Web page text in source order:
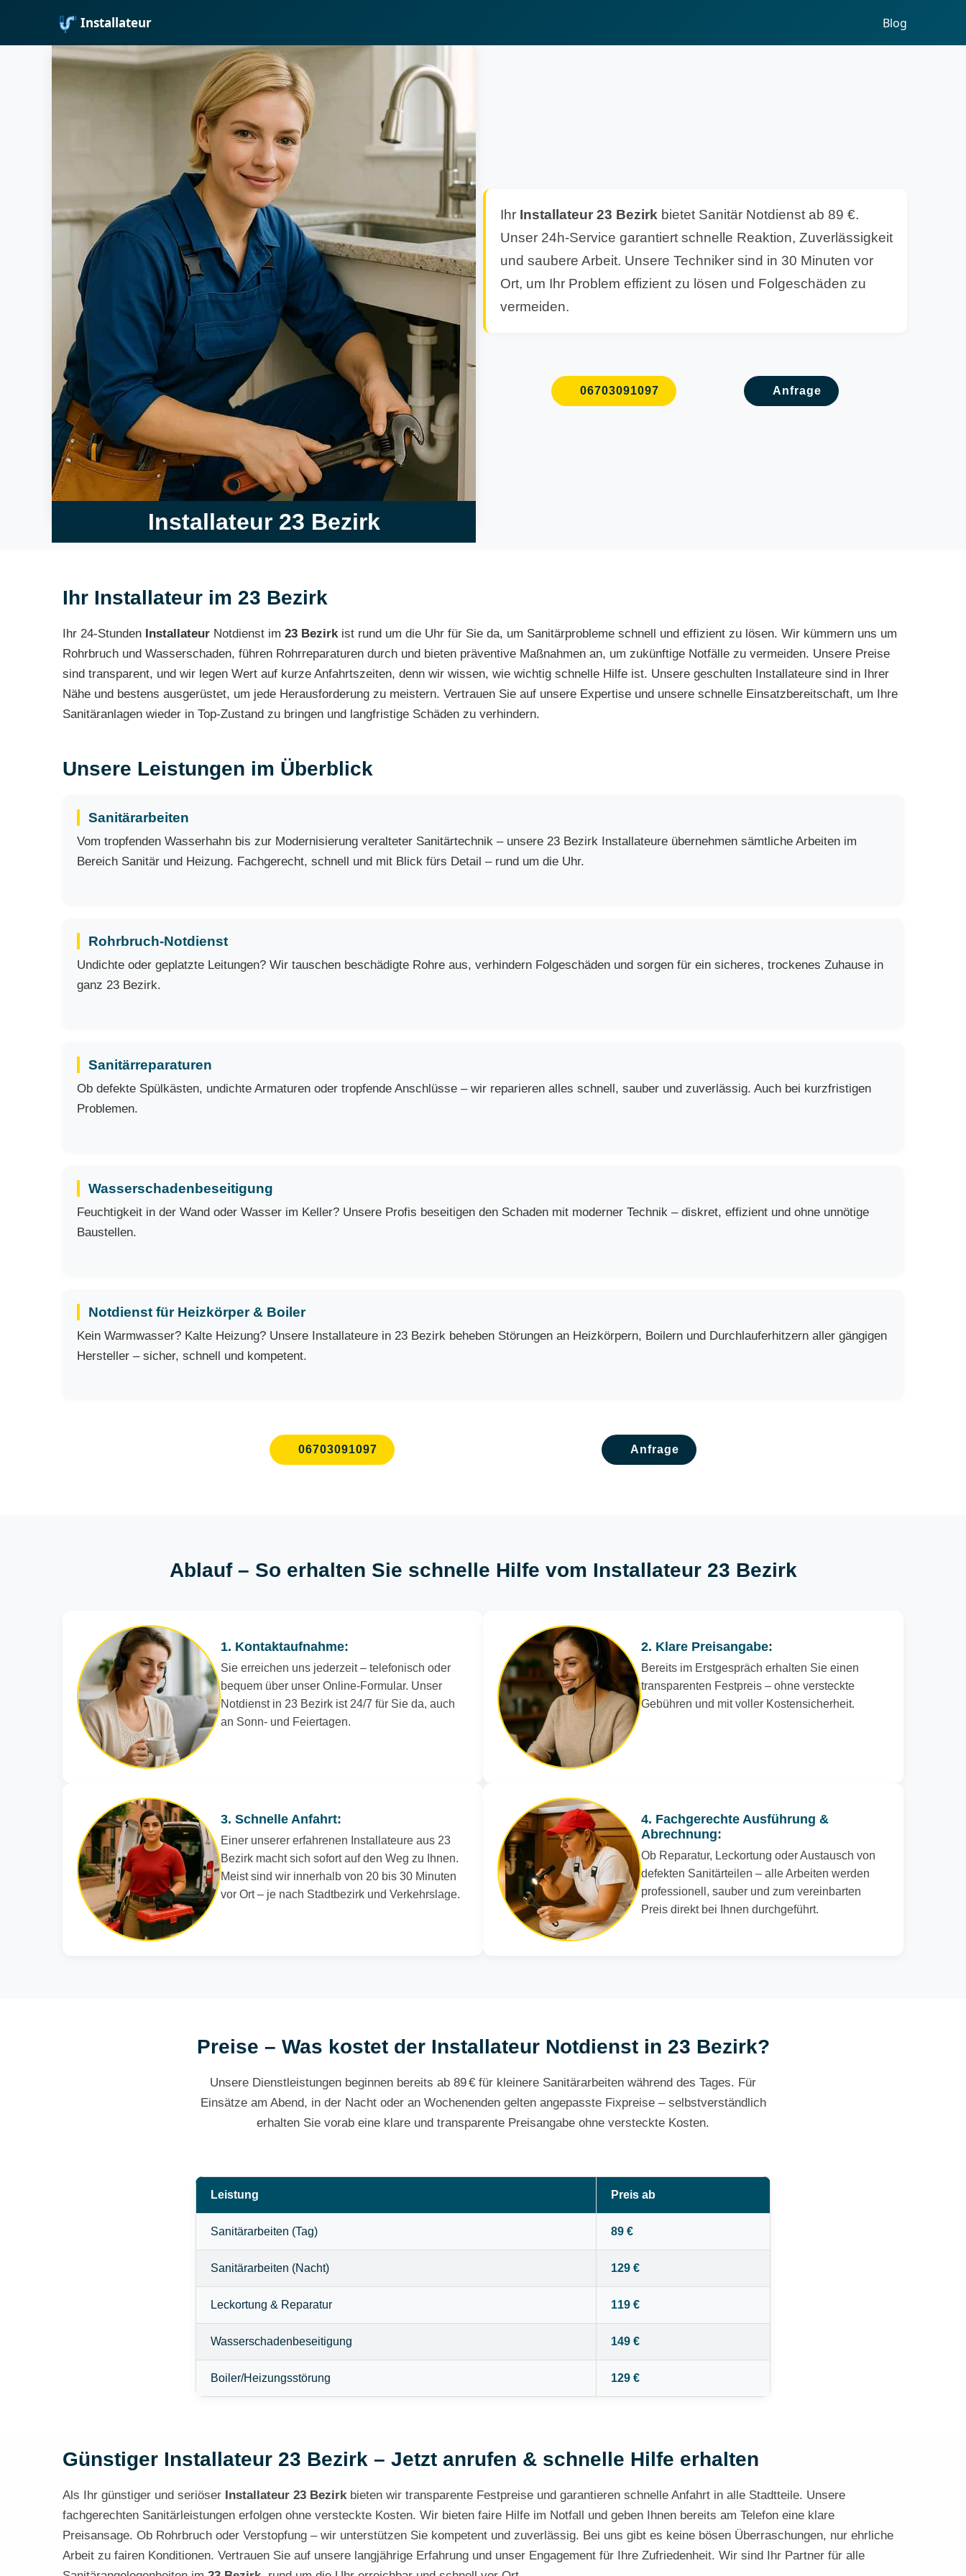
Installateur Blog
Installateur 23 Bezirk
Ihr Installateur 23 Bezirk bietet Sanitär Notdienst ab 89 €.
Unser 24h-Service garantiert schnelle Reaktion, Zuverlässigkeit
und saubere Arbeit. Unsere Techniker sind in 30 Minuten vor
Ort, um Ihr Problem effizient zu lösen und Folgeschäden zu
vermeiden.
06703091097 Anfrage
Ihr Installateur im 23 Bezirk
Ihr 24-Stunden Installateur Notdienst im 23 Bezirk ist rund um die Uhr für Sie da, um Sanitärprobleme schnell und effizient zu lösen. Wir kümmern uns um
Rohrbruch und Wasserschaden, führen Rohrreparaturen durch und bieten präventive Maßnahmen an, um zukünftige Notfälle zu vermeiden. Unsere Preise
sind transparent, und wir legen Wert auf kurze Anfahrtszeiten, denn wir wissen, wie wichtig schnelle Hilfe ist. Unsere geschulten Installateure sind in Ihrer
Nähe und bestens ausgerüstet, um jede Herausforderung zu meistern. Vertrauen Sie auf unsere Expertise und unsere schnelle Einsatzbereitschaft, um Ihre
Sanitäranlagen wieder in Top-Zustand zu bringen und langfristige Schäden zu verhindern.
Unsere Leistungen im Überblick
Sanitärarbeiten
Vom tropfenden Wasserhahn bis zur Modernisierung veralteter Sanitärtechnik – unsere 23 Bezirk Installateure übernehmen sämtliche Arbeiten im
Bereich Sanitär und Heizung. Fachgerecht, schnell und mit Blick fürs Detail – rund um die Uhr.
Rohrbruch-Notdienst
Undichte oder geplatzte Leitungen? Wir tauschen beschädigte Rohre aus, verhindern Folgeschäden und sorgen für ein sicheres, trockenes Zuhause in
ganz 23 Bezirk.
Sanitärreparaturen
Ob defekte Spülkästen, undichte Armaturen oder tropfende Anschlüsse – wir reparieren alles schnell, sauber und zuverlässig. Auch bei kurzfristigen
Problemen.
Wasserschadenbeseitigung
Feuchtigkeit in der Wand oder Wasser im Keller? Unsere Profis beseitigen den Schaden mit moderner Technik – diskret, effizient und ohne unnötige
Baustellen.
Notdienst für Heizkörper & Boiler
Kein Warmwasser? Kalte Heizung? Unsere Installateure in 23 Bezirk beheben Störungen an Heizkörpern, Boilern und Durchlauferhitzern aller gängigen
Hersteller – sicher, schnell und kompetent.
06703091097 Anfrage
Ablauf – So erhalten Sie schnelle Hilfe vom Installateur 23 Bezirk
1. Kontaktaufnahme:
Sie erreichen uns jederzeit – telefonisch oder
bequem über unser Online-Formular. Unser
Notdienst in 23 Bezirk ist 24/7 für Sie da, auch
an Sonn- und Feiertagen.
2. Klare Preisangabe:
Bereits im Erstgespräch erhalten Sie einen
transparenten Festpreis – ohne versteckte
Gebühren und mit voller Kostensicherheit.
3. Schnelle Anfahrt:
Einer unserer erfahrenen Installateure aus 23
Bezirk macht sich sofort auf den Weg zu Ihnen.
Meist sind wir innerhalb von 20 bis 30 Minuten
vor Ort – je nach Stadtbezirk und Verkehrslage.
4. Fachgerechte Ausführung &
Abrechnung:
Ob Reparatur, Leckortung oder Austausch von
defekten Sanitärteilen – alle Arbeiten werden
professionell, sauber und zum vereinbarten
Preis direkt bei Ihnen durchgeführt.
Preise – Was kostet der Installateur Notdienst in 23 Bezirk?
Unsere Dienstleistungen beginnen bereits ab 89 € für kleinere Sanitärarbeiten während des Tages. Für
Einsätze am Abend, in der Nacht oder an Wochenenden gelten angepasste Fixpreise – selbstverständlich
erhalten Sie vorab eine klare und transparente Preisangabe ohne versteckte Kosten.
Leistung Preis ab
Sanitärarbeiten (Tag) 89 €
Sanitärarbeiten (Nacht) 129 €
Leckortung & Reparatur 119 €
Wasserschadenbeseitigung 149 €
Boiler/Heizungsstörung 129 €
Günstiger Installateur 23 Bezirk – Jetzt anrufen & schnelle Hilfe erhalten
Als Ihr günstiger und seriöser Installateur 23 Bezirk bieten wir transparente Festpreise und garantieren schnelle Anfahrt in alle Stadtteile. Unsere
fachgerechten Sanitärleistungen erfolgen ohne versteckte Kosten. Wir bieten faire Hilfe im Notfall und geben Ihnen bereits am Telefon eine klare
Preisansage. Ob Rohrbruch oder Verstopfung – wir unterstützen Sie kompetent und zuverlässig. Bei uns gibt es keine bösen Überraschungen, nur ehrliche
Arbeit zu fairen Konditionen. Vertrauen Sie auf unsere langjährige Erfahrung und unser Engagement für Ihre Zufriedenheit. Wir sind Ihr Partner für alle